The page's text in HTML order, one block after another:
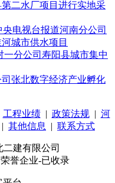
二水厂项目进行实地采
电视台报道河南分公司
城市供水项目
分公司寿阳县城市集中
张北数字经济产业孵化
工程业绩| 政策法规| 河
| 其他信息 | 联系方式
二建有限公司
誉企业-已收录